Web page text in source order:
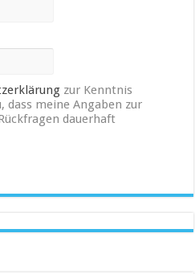
zur Kenntnis
dass meine Angaben zur
dauerhaft